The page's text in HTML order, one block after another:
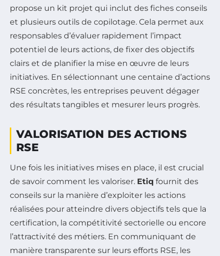
propose un kit projet qui inclut des fiches conseils
et plusieurs outils de copilotage. Cela permet aux
responsables d’évaluer rapidement l’impact
potentiel de leurs actions, de fixer des objectifs
clairs et de planifier la mise en œuvre de leurs
initiatives. En sélectionnant une centaine d’actions
RSE concrètes, les entreprises peuvent dégager
des résultats tangibles et mesurer leurs progrès.
VALORISATION DES ACTIONS
RSE
Une fois les initiatives mises en place, il est crucial
de savoir comment les valoriser. Etiq fournit des
conseils sur la manière d’exploiter les actions
réalisées pour atteindre divers objectifs tels que la
certification, la compétitivité sectorielle ou encore
l’attractivité des métiers. En communiquant de
manière transparente sur leurs efforts RSE, les